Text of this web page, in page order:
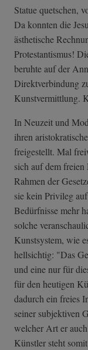
Statue quetschen,
Da konnten die
ästhetische
Protestantismus!
beruhte auf der
Direktverbindung
Kunstvermittlung.
In Neuzeit und
ihren
freigestellt. Mal
sich auf dem
Rahmen der
sie kein Privileg
Bedürfnisse mehr
solche
Kunstsystem, wie
hellsichtig: "Das
und eine nur für
für den heutigen
dadurch ein freies
seiner subjektiven
welcher Art er
Künstler steht